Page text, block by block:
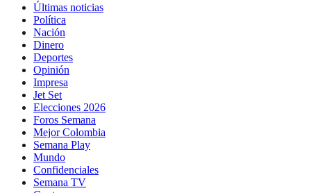
Últimas noticias
Política
Nación
Dinero
Deportes
Opinión
Impresa
Jet Set
Elecciones 2026
Foros Semana
Mejor Colombia
Semana Play
Mundo
Confidenciales
Semana TV